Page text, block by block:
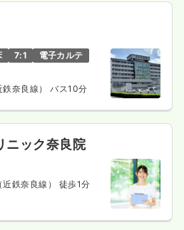
7:1
電子カルテ
鉄奈良線） バス10分
ニック奈良院
鉄奈良線） 徒歩1分